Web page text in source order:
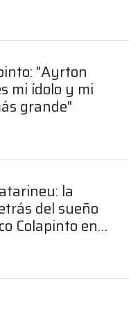
"Ayrton
mi ídolo y mi
grande"
la
del sueño
Colapinto en